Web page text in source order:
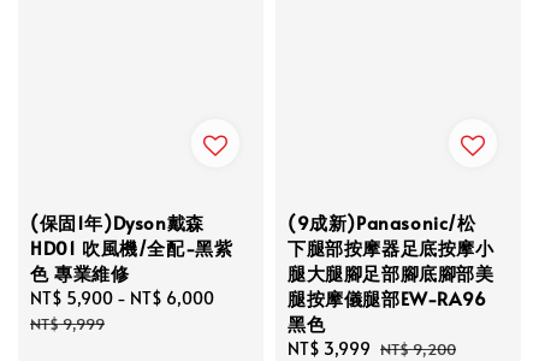
(保固1年)Dyson戴森
HD01 吹風機/全配-黑紫
色 專業維修
Sale
price
NT$ 5,900 - NT$ 6,000
NT$ 9,999
(9成新)Panasonic/松
下腿部按摩器足底按摩小
腿大腿腳足部腳底腳部美
腿按摩儀腿部EW-RA96
黑色
Sale
NT$ 3,999 Regular
NT$ 9,200